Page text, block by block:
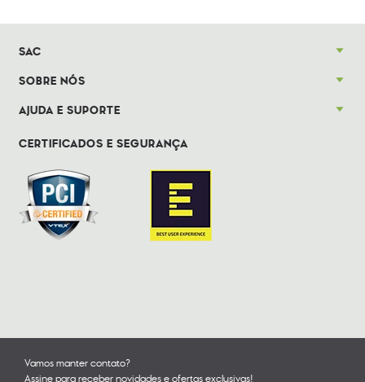
SAC
SOBRE NÓS
AJUDA E SUPORTE
CERTIFICADOS E SEGURANÇA
Vamos manter contato?